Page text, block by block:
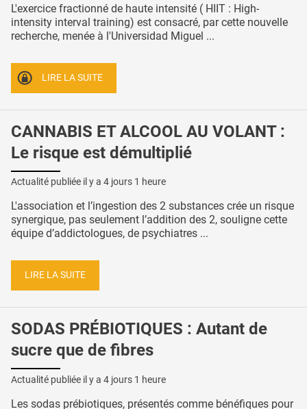
L'exercice fractionné de haute intensité ( HIIT : High-
intensity interval training) est consacré, par cette nouvelle
recherche, menée à l'Universidad Miguel ...
LIRE LA SUITE
CANNABIS ET ALCOOL AU VOLANT :
Le risque est démultiplié
Actualité publiée il y a 4 jours 1 heure
L'association et l’ingestion des 2 substances crée un risque
synergique, pas seulement l’addition des 2, souligne cette
équipe d’addictologues, de psychiatres ...
LIRE LA SUITE
SODAS PRÉBIOTIQUES : Autant de
sucre que de fibres
Actualité publiée il y a 4 jours 1 heure
Les sodas prébiotiques, présentés comme bénéfiques pour